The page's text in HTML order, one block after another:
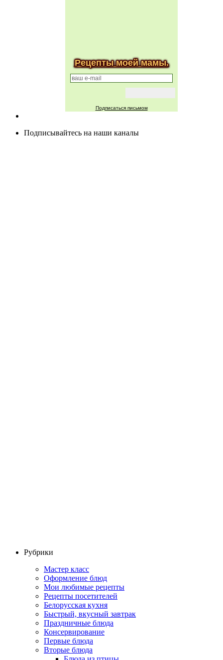
Рецепты моей мамы.
Подписаться письмом
Подписывайтесь на наши каналы
Рубрики
Мастер класс
Оформление блюд
Мои любимые рецепты
Рецепты посетителей
Белорусская кухня
Быстрый, вкусный завтрак
Праздничные блюда
Консервирование
Первые блюда
Вторые блюда